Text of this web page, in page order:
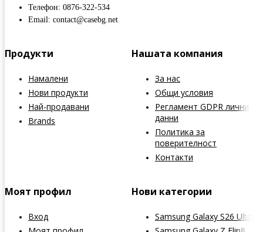
Телефон: 0876-322-534
Email: contact@casebg.net
Продукти
Намалени
Нови продукти
Най-продавани
Brands
Нашата компания
За нас
Общи условия
Регламент GDPR лични
данни
Политика за
поверителност
Контакти
Моят профил
Вход
Нови категории
Samsung Galaxy S26 Ultra